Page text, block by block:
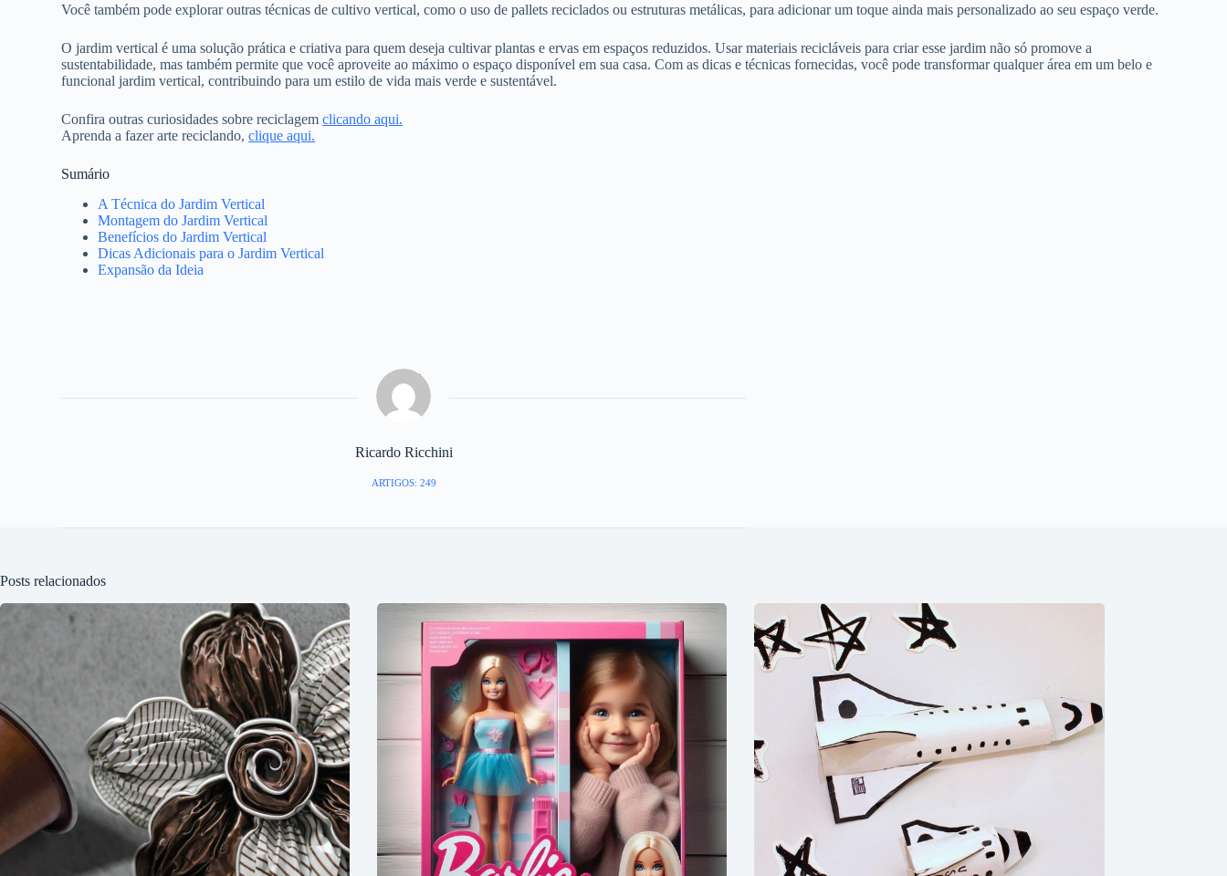
Você também pode explorar outras técnicas de cultivo vertical, como o uso de pallets reciclados ou estruturas metálicas, para adicionar um toque ainda mais personalizado ao seu espaço verde.
O jardim vertical é uma solução prática e criativa para quem deseja cultivar plantas e ervas em espaços reduzidos. Usar materiais recicláveis para criar esse jardim não só promove a
sustentabilidade, mas também permite que você aproveite ao máximo o espaço disponível em sua casa. Com as dicas e técnicas fornecidas, você pode transformar qualquer área em um belo e
funcional jardim vertical, contribuindo para um estilo de vida mais verde e sustentável.
Confira outras curiosidades sobre reciclagemclicando aqui.
Aprenda a fazer arte reciclando,clique aqui.
Sumário
A Técnica do Jardim Vertical
Montagem do Jardim Vertical
Benefícios do Jardim Vertical
Dicas Adicionais para o Jardim Vertical
Expansão da Ideia
Ricardo Ricchini
ARTIGOS: 249
Posts relacionados